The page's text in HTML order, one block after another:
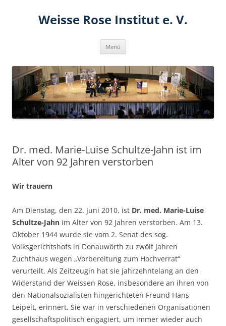
springenWeisse Rose Institut e. V.
Menü
Dr. med. Marie-Luise Schultze-Jahn ist im
Alter von 92 Jahren verstorben
Wir trauern
Am Dienstag, den 22. Juni 2010, ist Dr. med. Marie-Luise
Schultze-Jahn im Alter von 92 Jahren verstorben. Am 13.
Oktober 1944 wurde sie vom 2. Senat des sog.
Volksgerichtshofs in Donauwörth zu zwölf Jahren
Zuchthaus wegen „Vorbereitung zum Hochverrat“
verurteilt. Als Zeitzeugin hat sie jahrzehntelang an den
Widerstand der Weissen Rose, insbesondere an ihren von
den Nationalsozialisten hingerichteten Freund Hans
Leipelt, erinnert. Sie war in verschiedenen Organisationen
gesellschaftspolitisch engagiert, um immer wieder auch